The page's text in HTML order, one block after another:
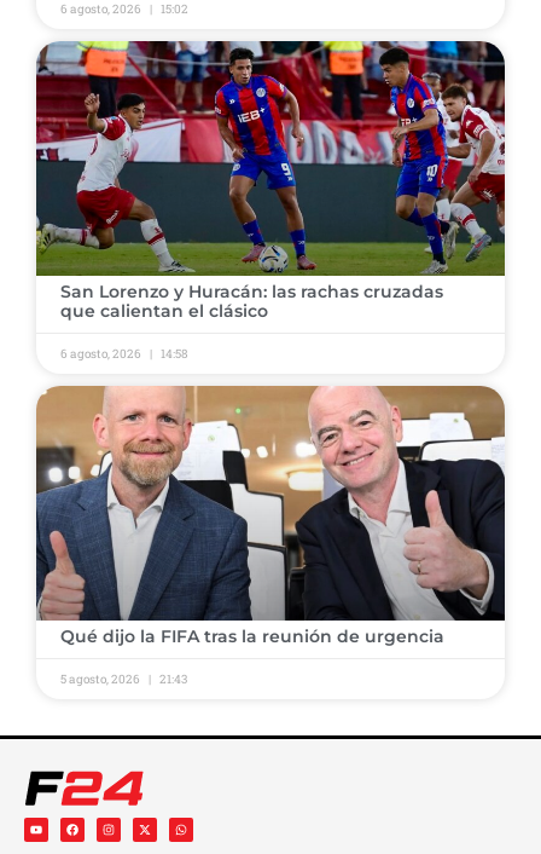
6 agosto, 2026 15:02
​San Lorenzo y Huracán: las rachas cruzadas
que calientan el clásico
6 agosto, 2026 14:58
​Qué dijo la FIFA tras la reunión de urgencia
5 agosto, 2026 21:43